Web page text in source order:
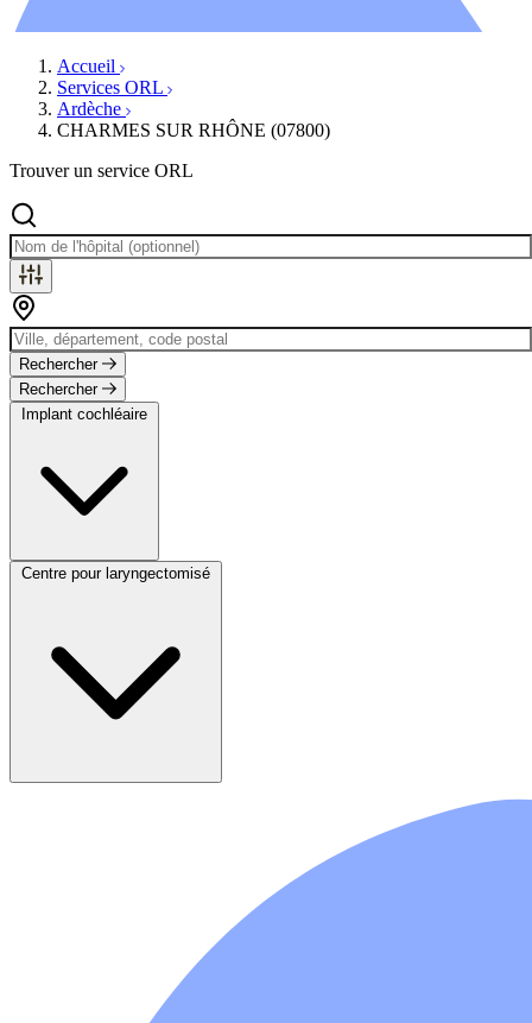
Accueil
Services ORL
Ardèche
CHARMES SUR RHÔNE (07800)
Trouver un service ORL
Rechercher
Rechercher
Implant cochléaire
Centre pour laryngectomisé